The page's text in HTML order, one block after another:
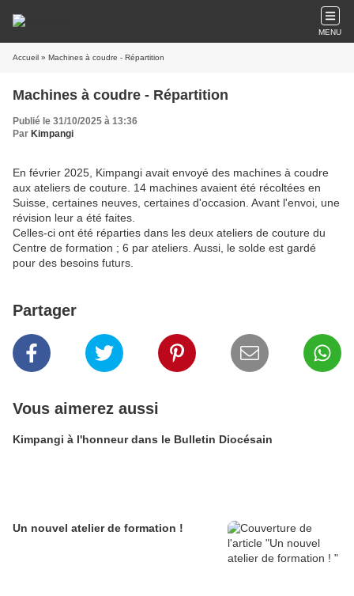
MENU
Accueil » Machines à coudre - Répartition
Machines à coudre - Répartition
Publié le 31/10/2025 à 13:36
Par Kimpangi
En février 2025, Kimpangi avait envoyé des machines à coudre
aux ateliers de couture. 14 machines avaient été récoltées en
Suisse, certaines neuves, certaines d'occasion. Avant l'envoi, une
révision leur a été faites.
Celles-ci ont été réparties dans les deux ateliers de couture du
Centre de formation ; 6 par ateliers. Aussi, le solde est gardé
pour des besoins futurs.
Partager
Vous aimerez aussi
Kimpangi à l'honneur dans le Bulletin Diocésain
Un nouvel atelier de formation !